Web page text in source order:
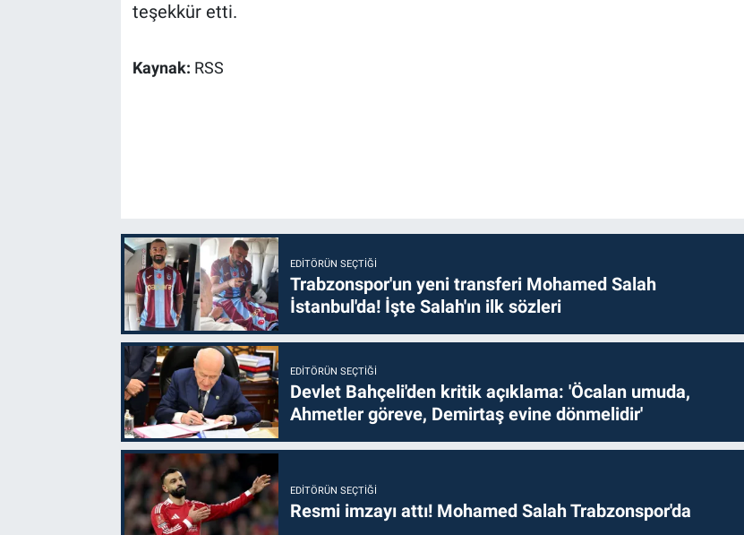
teşekkür etti.
Kaynak: RSS
EDITÖRÜN SEÇTIĞI
Trabzonspor'un yeni transferi Mohamed Salah
İstanbul'da! İşte Salah'ın ilk sözleri
EDITÖRÜN SEÇTIĞI
Devlet Bahçeli'den kritik açıklama: 'Öcalan umuda,
Ahmetler göreve, Demirtaş evine dönmelidir'
EDITÖRÜN SEÇTIĞI
Resmi imzayı attı! Mohamed Salah Trabzonspor'da